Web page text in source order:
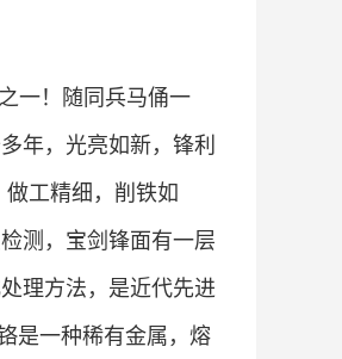
一！随同兵马俑一
年，光亮如新，锋利
工精细，削铁如
测，宝剑锋面有一层
理方法，是近代先进
是一种稀有金属，熔